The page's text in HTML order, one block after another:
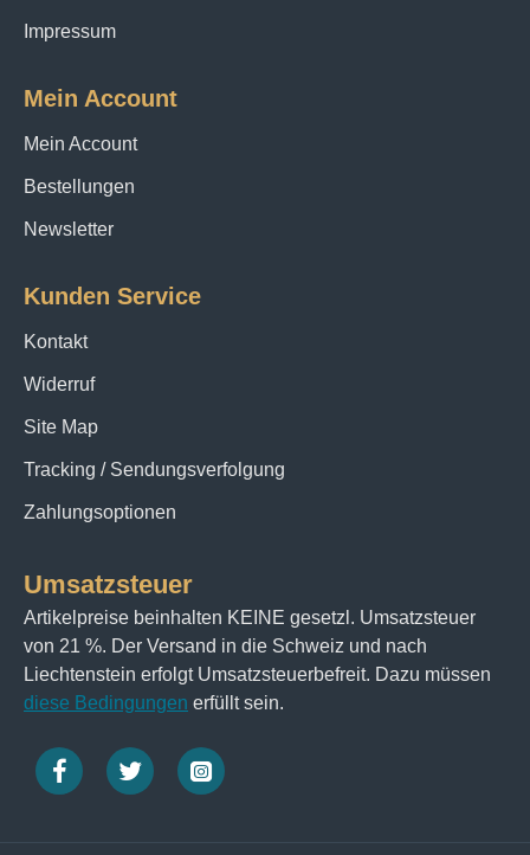
Impressum
Mein Account
Mein Account
Bestellungen
Newsletter
Kunden Service
Kontakt
Widerruf
Site Map
Tracking / Sendungsverfolgung
Zahlungsoptionen
Umsatzsteuer
Artikelpreise beinhalten KEINE gesetzl. Umsatzsteuer
von 21 %. Der Versand in die Schweiz und nach
Liechtenstein erfolgt Umsatzsteuerbefreit. Dazu müssen
diese Bedingungen erfüllt sein.